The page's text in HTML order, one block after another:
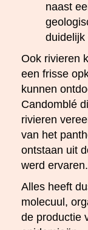
naast
duidelijk
Ook rivieren
een frisse
kunnen
Candomblé
rivieren
van het
ontstaan uit
werd ervaren.
Alles heeft
molecuul,
de productie